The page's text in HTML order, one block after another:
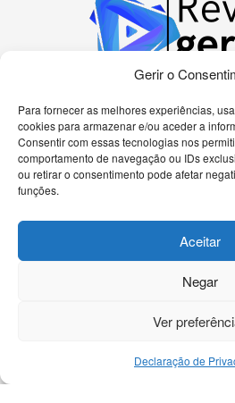
Gerir o
Para fornecer as melhores experiências,
cookies para armazenar e/ou aceder a
Consentir com essas tecnologias nos
comportamento de navegação ou IDs
ou retirar o consentimento pode afetar
funções.
Aceitar
Negar
Ver
Declaração de
Bem-vindo à nossa
apaixonados por tecnologia!
as últimas novidades sobre
e uma gama diversificada de
atualizadas, análises
passo para ajudá-lo a
tecnológico de